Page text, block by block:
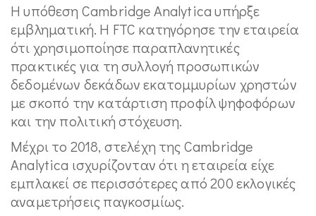
Η υπόθεση Cambridge Analytica υπήρξε
εμβληματική. Η FTC κατηγόρησε την εταιρεία
ότι χρησιμοποίησε παραπλανητικές
πρακτικές για τη συλλογή προσωπικών
δεδομένων δεκάδων εκατομμυρίων χρηστών
με σκοπό την κατάρτιση προφίλ ψηφοφόρων
και την πολιτική στόχευση.
Μέχρι το 2018, στελέχη της Cambridge
Analytica ισχυρίζονταν ότι η εταιρεία είχε
εμπλακεί σε περισσότερες από 200 εκλογικές
αναμετρήσεις παγκοσμίως.